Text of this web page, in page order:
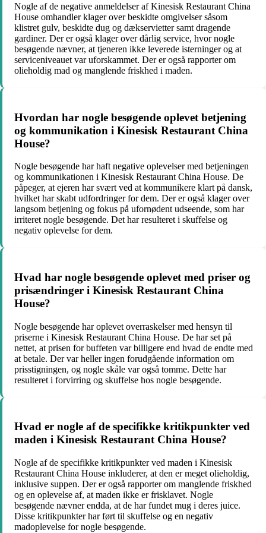
Nogle af de negative anmeldelser af Kinesisk Restaurant China
House omhandler klager over beskidte omgivelser såsom
klistret gulv, beskidte dug og dækservietter samt dragende
gardiner. Der er også klager over dårlig service, hvor nogle
besøgende nævner, at tjeneren ikke leverede isterninger og at
serviceniveauet var uforskammet. Der er også rapporter om
olieholdig mad og manglende friskhed i maden.
Hvordan har nogle besøgende oplevet betjening
og kommunikation i Kinesisk Restaurant China
House?
Nogle besøgende har haft negative oplevelser med betjeningen
og kommunikationen i Kinesisk Restaurant China House. De
påpeger, at ejeren har svært ved at kommunikere klart på dansk,
hvilket har skabt udfordringer for dem. Der er også klager over
langsom betjening og fokus på ufornødent udseende, som har
irriteret nogle besøgende. Det har resulteret i skuffelse og
negativ oplevelse for dem.
Hvad har nogle besøgende oplevet med priser og
prisændringer i Kinesisk Restaurant China
House?
Nogle besøgende har oplevet overraskelser med hensyn til
priserne i Kinesisk Restaurant China House. De har set på
nettet, at prisen for buffeten var billigere end hvad de endte med
at betale. Der var heller ingen forudgående information om
prisstigningen, og nogle skåle var også tomme. Dette har
resulteret i forvirring og skuffelse hos nogle besøgende.
Hvad er nogle af de specifikke kritikpunkter ved
maden i Kinesisk Restaurant China House?
Nogle af de specifikke kritikpunkter ved maden i Kinesisk
Restaurant China House inkluderer, at den er meget olieholdig,
inklusive suppen. Der er også rapporter om manglende friskhed
og en oplevelse af, at maden ikke er frisklavet. Nogle
besøgende nævner endda, at de har fundet mug i deres juice.
Disse kritikpunkter har ført til skuffelse og en negativ
madoplevelse for nogle besøgende.